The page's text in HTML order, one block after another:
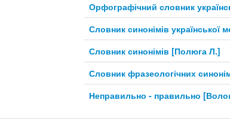
Орфографічний словник
Словник синонімів української
Словник синонімів [Полюга Л.]
Словник фразеологічних
Неправильно - правильно